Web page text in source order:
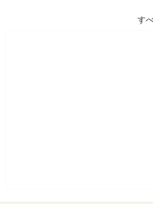
す